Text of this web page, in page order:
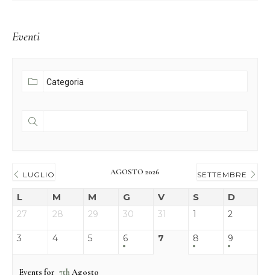
Eventi
LUGLIO AGOSTO 2026 SETTEMBRE
L M M G V S D
27 28 29 30 31 1 2
3 4 5 6 7 8 9
Events for 7thAgosto